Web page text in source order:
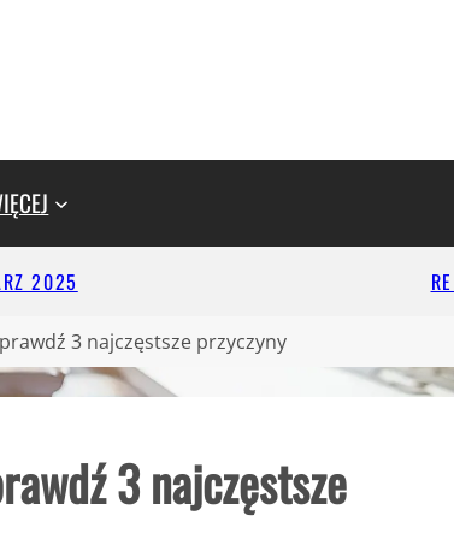
2025
3 najczęstsze przyczyny
3 najczęstsze